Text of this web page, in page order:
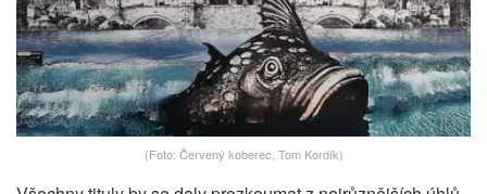
(Foto: Červený koberec, Tom Kordík)